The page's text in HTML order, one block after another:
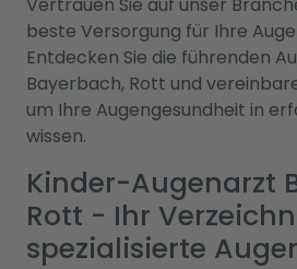
beste Versorgung für Ihre
Entdecken Sie die führenden
Bayerbach, Rott und
um Ihre Augengesundheit in
wissen.
Kinder-Augenarzt
Rott - Ihr
spezialisierte